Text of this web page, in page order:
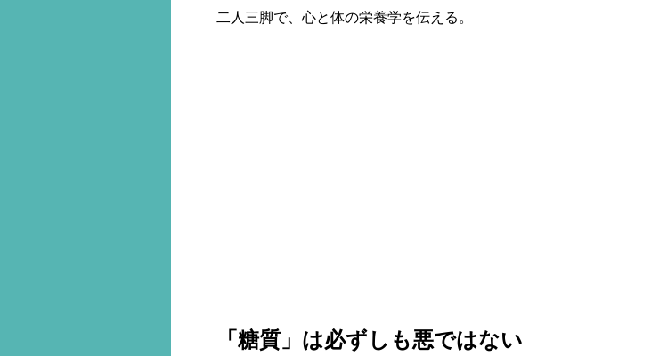
二人三脚で、心と体の栄養学を伝える。
「糖質」は必ずしも悪ではない